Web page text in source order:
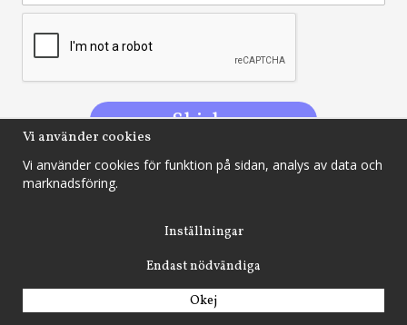
info@allakonkurser.se
Vi använder cookies
Vi använder cookies för funktion på sidan, analys av data och
marknadsföring.
Inställningar
Endast nödvändiga
Okej